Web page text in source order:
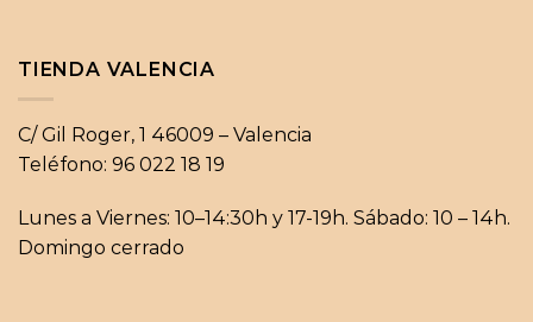
TIENDA VALENCIA
C/ Gil Roger, 1 46009 – Valencia
Teléfono: 96 022 18 19
Lunes a Viernes: 10–14:30h y 17-19h. Sábado: 10 – 14h.
Domingo cerrado